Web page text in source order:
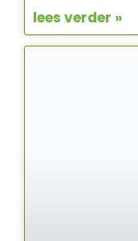
lees verder »